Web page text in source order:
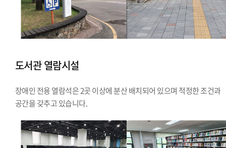
도서관 열람시설
장애인 전용 열람석은 2곳 이상에 분산 배치되어 있으며 적정한 조건과
공간을 갖추고 있습니다.